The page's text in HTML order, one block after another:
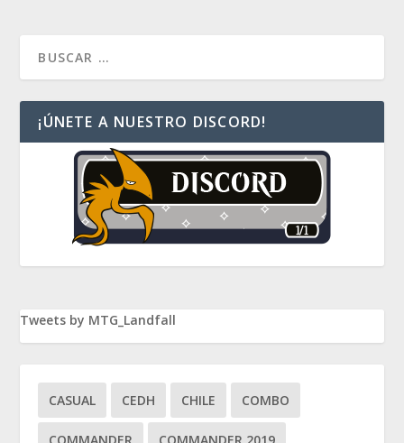
¡ÚNETE A NUESTRO DISCORD!
Tweets by MTG_Landfall
CASUAL CEDH CHILE COMBO